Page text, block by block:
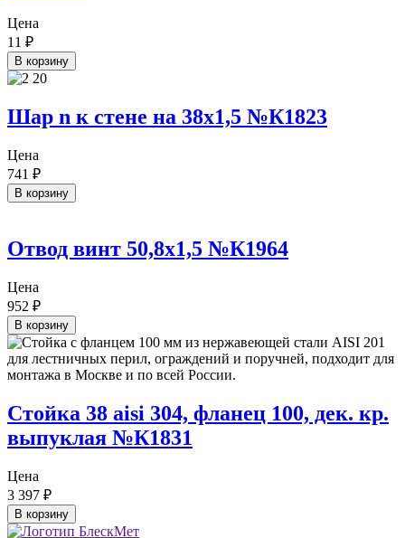
Цена
11 ₽
В корзину
Шар n к стене на 38х1,5 №К1823
Цена
741 ₽
В корзину
Отвод винт 50,8х1,5 №К1964
Цена
952 ₽
В корзину
Стойка 38 aisi 304, фланец 100, дек. кр.
выпуклая №К1831
Цена
3 397 ₽
В корзину